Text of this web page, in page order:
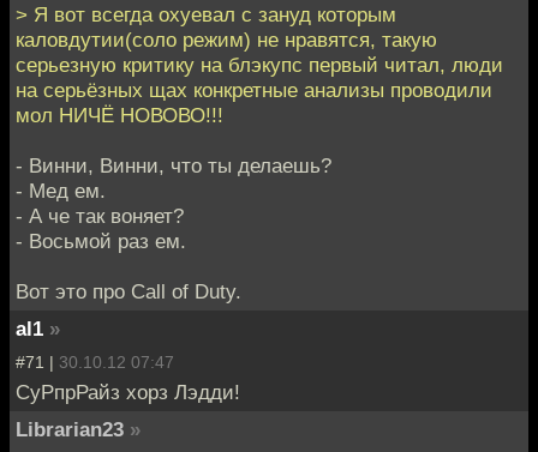
> Я вот всегда охуевал с зануд которым
каловдутии(соло режим) не нравятся, такую
серьезную критику на блэкупс первый читал, люди
на серьёзных щах конкретные анализы проводили
мол НИЧЁ НОВОВО!!!
- Винни, Винни, что ты делаешь?
- Мед ем.
- А че так воняет?
- Восьмой раз ем.
Вот это про Call of Duty.
al1 »
#71 | 30.10.12 07:47
СуРпрРайз хорз Лэдди!
Librarian23 »